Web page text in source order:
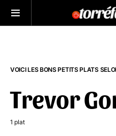
VOICI LES BONS PETITS PLATS
Trevor
1 plat